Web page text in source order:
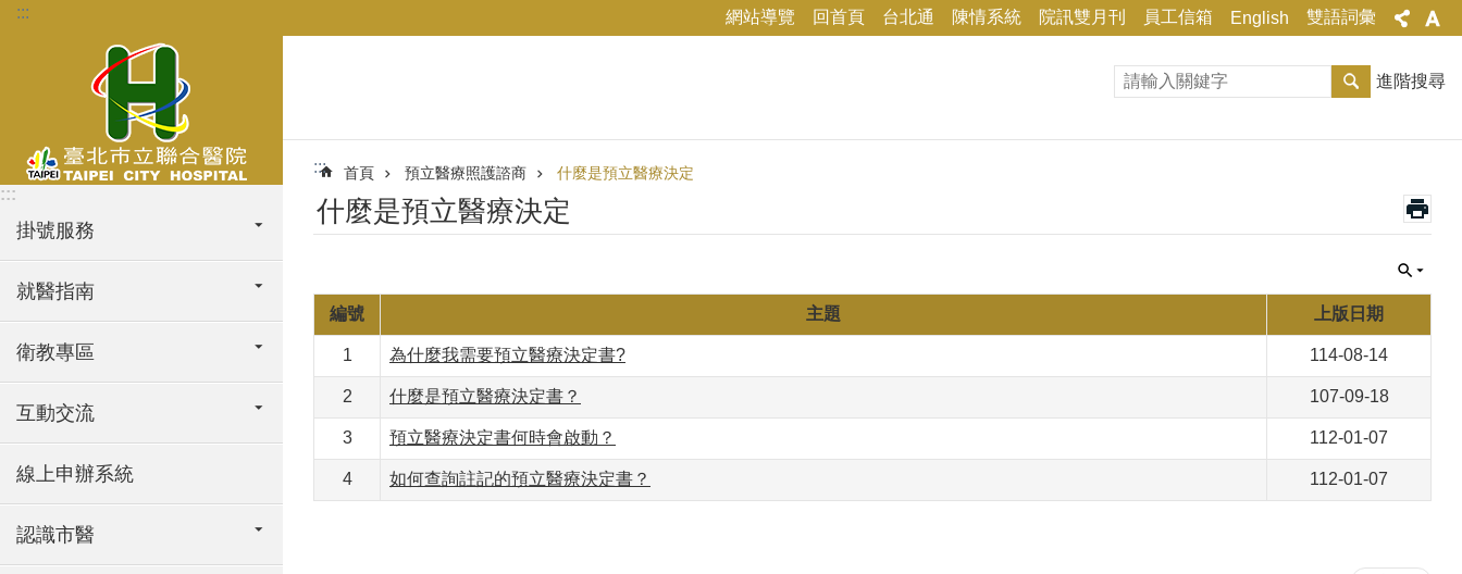
跳到主要內容區塊
::: 網站導覽 回首頁 台北通 陳情系統 院訊雙月刊 員工信箱 English 雙語詞彙
:::
掛號服務
就醫指南
衛教專區
互動交流
線上申辦系統
認識市醫
進階搜尋
::: 首頁 預立醫療照護諮商 什麼是預立醫療決定
什麼是預立醫療決定
編號 主題 上版日期
1 為什麼我需要預立醫療決定書? 114-08-14
2 什麼是預立醫療決定書？ 107-09-18
3 預立醫療決定書何時會啟動？ 112-01-07
4 如何查詢註記的預立醫療決定書？ 112-01-07